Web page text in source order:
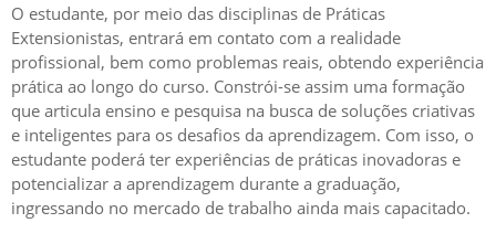
O estudante, por meio das disciplinas de Práticas
Extensionistas, entrará em contato com a realidade
profissional, bem como problemas reais, obtendo experiência
prática ao longo do curso. Constrói-se assim uma formação
que articula ensino e pesquisa na busca de soluções criativas
e inteligentes para os desafios da aprendizagem. Com isso, o
estudante poderá ter experiências de práticas inovadoras e
potencializar a aprendizagem durante a graduação,
ingressando no mercado de trabalho ainda mais capacitado.